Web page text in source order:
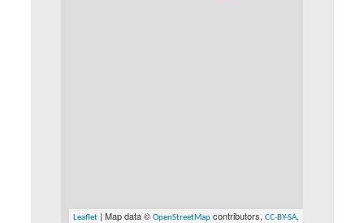
Leaflet | Map data ©OpenStreetMap contributors,CC-BY-SA,